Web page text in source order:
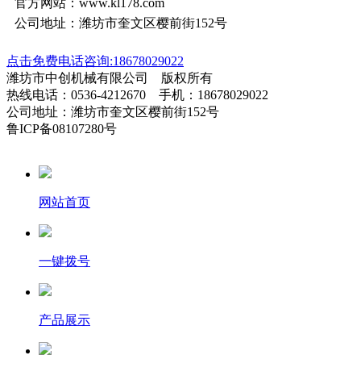
官方网站：www.kl178.com
公司地址：潍坊市奎文区樱前街152号
点击免费电话咨询:18678029022
潍坊市中创机械有限公司 版权所有
热线电话：0536-4212670 手机：18678029022
公司地址：潍坊市奎文区樱前街152号
鲁ICP备08107280号
网站首页
一键拨号
产品展示